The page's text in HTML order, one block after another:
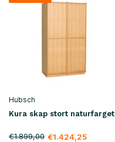
Hubsch
Kura skap stort naturfarget
€1.899,00 €1.424,25